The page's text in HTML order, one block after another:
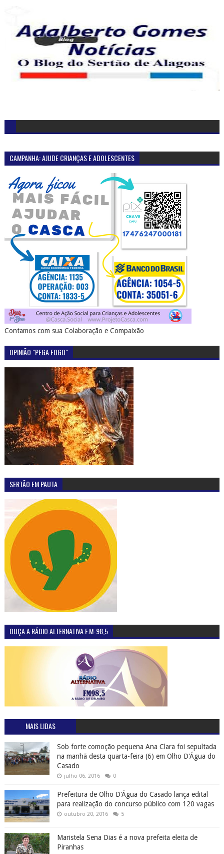
CAMPANHA: AJUDE CRIANÇAS E ADOLESCENTES
Contamos com sua Colaboração e Compaixão
OPINIÃO "PEGA FOGO"
SERTÃO EM PAUTA
OUÇA A RÁDIO ALTERNATIVA F.M-98,5
MAIS LIDAS
Sob forte comoção pequena Ana Clara foi sepultada
na manhã desta quarta-feira (6) em Olho D'Água do
Casado
julho 06, 2016 0
Prefeitura de Olho D'Água do Casado lança edital
para realização do concurso público com 120 vagas
outubro 20, 2016 5
Maristela Sena Dias é a nova prefeita eleita de
Piranhas